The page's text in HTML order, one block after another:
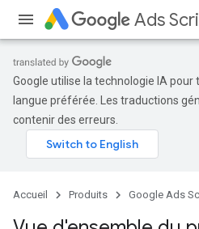
Ads
Google utilise la technologie IA
langue préférée. Les traductions
contenir des erreurs.
Accueil Produits Google Ads